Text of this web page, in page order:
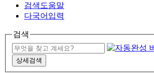
검색도움말
다국어입력
검색
상세검색